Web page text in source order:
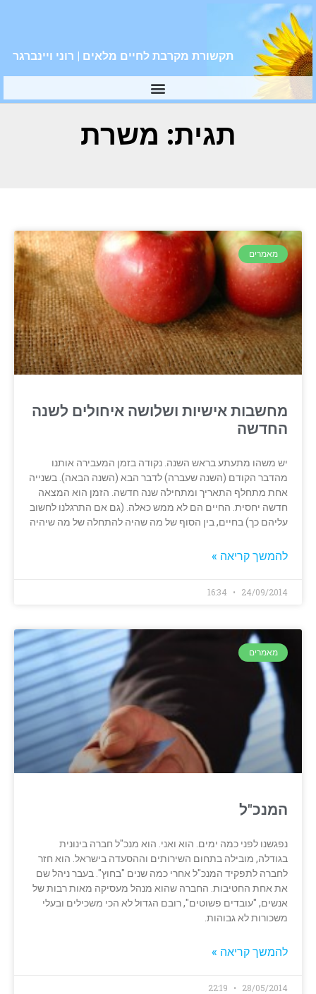
תקשורת מקרבת לחיים מלאים | רוני ויינברגר
תגית: משרת
מאמרים
מחשבות אישיות ושלושה איחולים לשנה
החדשה
יש משהו מתעתע בראש השנה. נקודה בזמן המעבירה אותנו
מהדבר הקודם (השנה שעברה) לדבר הבא (השנה הבאה). בשנייה
אחת מתחלף התאריך ומתחילה שנה חדשה. הזמן הוא המצאה
חדשה יחסית. החיים הם לא ממש כאלה. (גם אם התרגלנו לחשוב
עליהם כך) בחיים, בין הסוף של מה שהיה להתחלה של מה שיהיה
להמשך קריאה »
24/09/2014
מאמרים
המנכ"ל
נפגשנו לפני כמה ימים. הוא ואני. הוא מנכ"ל חברה בינונית
בגודלה, מובילה בתחום השירותים וההסעדה בישראל. הוא חזר
לחברה לתפקיד המנכ"ל אחרי כמה שנים "בחוץ". בעבר ניהל שם
את אחת החטיבות. החברה שהוא מנהל מעסיקה מאות רבות של
אנשים, "עובדים פשוטים", רובם הגדול לא הכי משכילים ובעלי
משכורות לא גבוהות.
להמשך קריאה »
28/05/2014